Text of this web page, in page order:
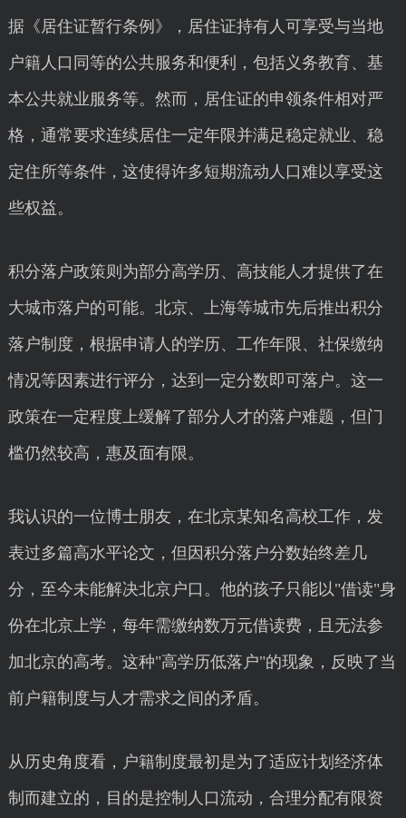
据《居住证暂行条例》，居住证持有人可享受与当地
户籍人口同等的公共服务和便利，包括义务教育、基
本公共就业服务等。然而，居住证的申领条件相对严
格，通常要求连续居住一定年限并满足稳定就业、稳
定住所等条件，这使得许多短期流动人口难以享受这
些权益。
积分落户政策则为部分高学历、高技能人才提供了在
大城市落户的可能。北京、上海等城市先后推出积分
落户制度，根据申请人的学历、工作年限、社保缴纳
情况等因素进行评分，达到一定分数即可落户。这一
政策在一定程度上缓解了部分人才的落户难题，但门
槛仍然较高，惠及面有限。
我认识的一位博士朋友，在北京某知名高校工作，发
表过多篇高水平论文，但因积分落户分数始终差几
分，至今未能解决北京户口。他的孩子只能以"借读"身
份在北京上学，每年需缴纳数万元借读费，且无法参
加北京的高考。这种"高学历低落户"的现象，反映了当
前户籍制度与人才需求之间的矛盾。
从历史角度看，户籍制度最初是为了适应计划经济体
制而建立的，目的是控制人口流动，合理分配有限资